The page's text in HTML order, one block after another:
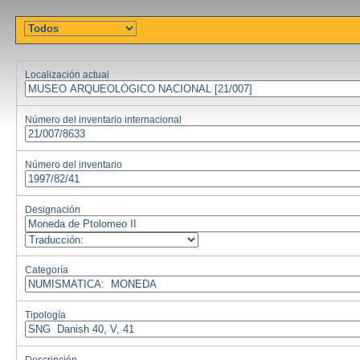
Localización actual
Número del inventario internacional
Número del inventario
Designación
Categoría
Tipología